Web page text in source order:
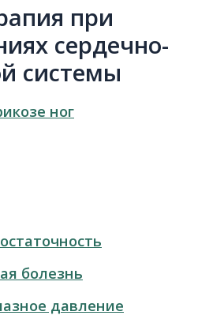
при
сердечно-
системы
ног
болезнь
давление